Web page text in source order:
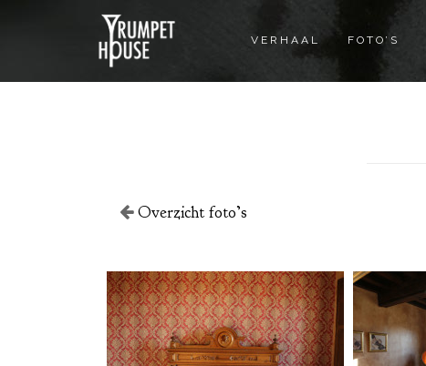
VERHAAL FOTO’S
Overzicht foto’s